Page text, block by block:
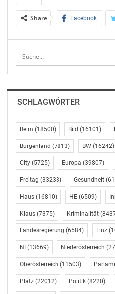
Zigarettenstummeln auf
mit Strafen bis zu 500 Ꞓ
Regierungsfraktionen nahm
um die Praxistauglichkeit
Weiters sprachen sich ÖVP,
Änderungen im
kleinere Tierarztpraxen
psychoaktiver Stoffe in
hatten.
Eine hitzige Debatte
Behandlung eines FPÖ-
die Freiheitlichen darauf
Abnahme- und
lmpfstoffe zu beenden und
wirklich benötigte
Initiative blieb bei der
UMFASSENDES
ALLER
Share Facebook
SCHLAGWÖRTER
Beim (18500) Bild (16101)
Burgenland (7813) BW (16242)
City (5725) Europa (39807)
Freitag (33233) Gesundheit
Haus (16810) HE (6509)
Klaus (7375) Kriminalität
Landesregierung (6584) Linz
NI (13669) Niederösterreich
Oberösterreich (11503)
Platz (22012) Politik (8220)